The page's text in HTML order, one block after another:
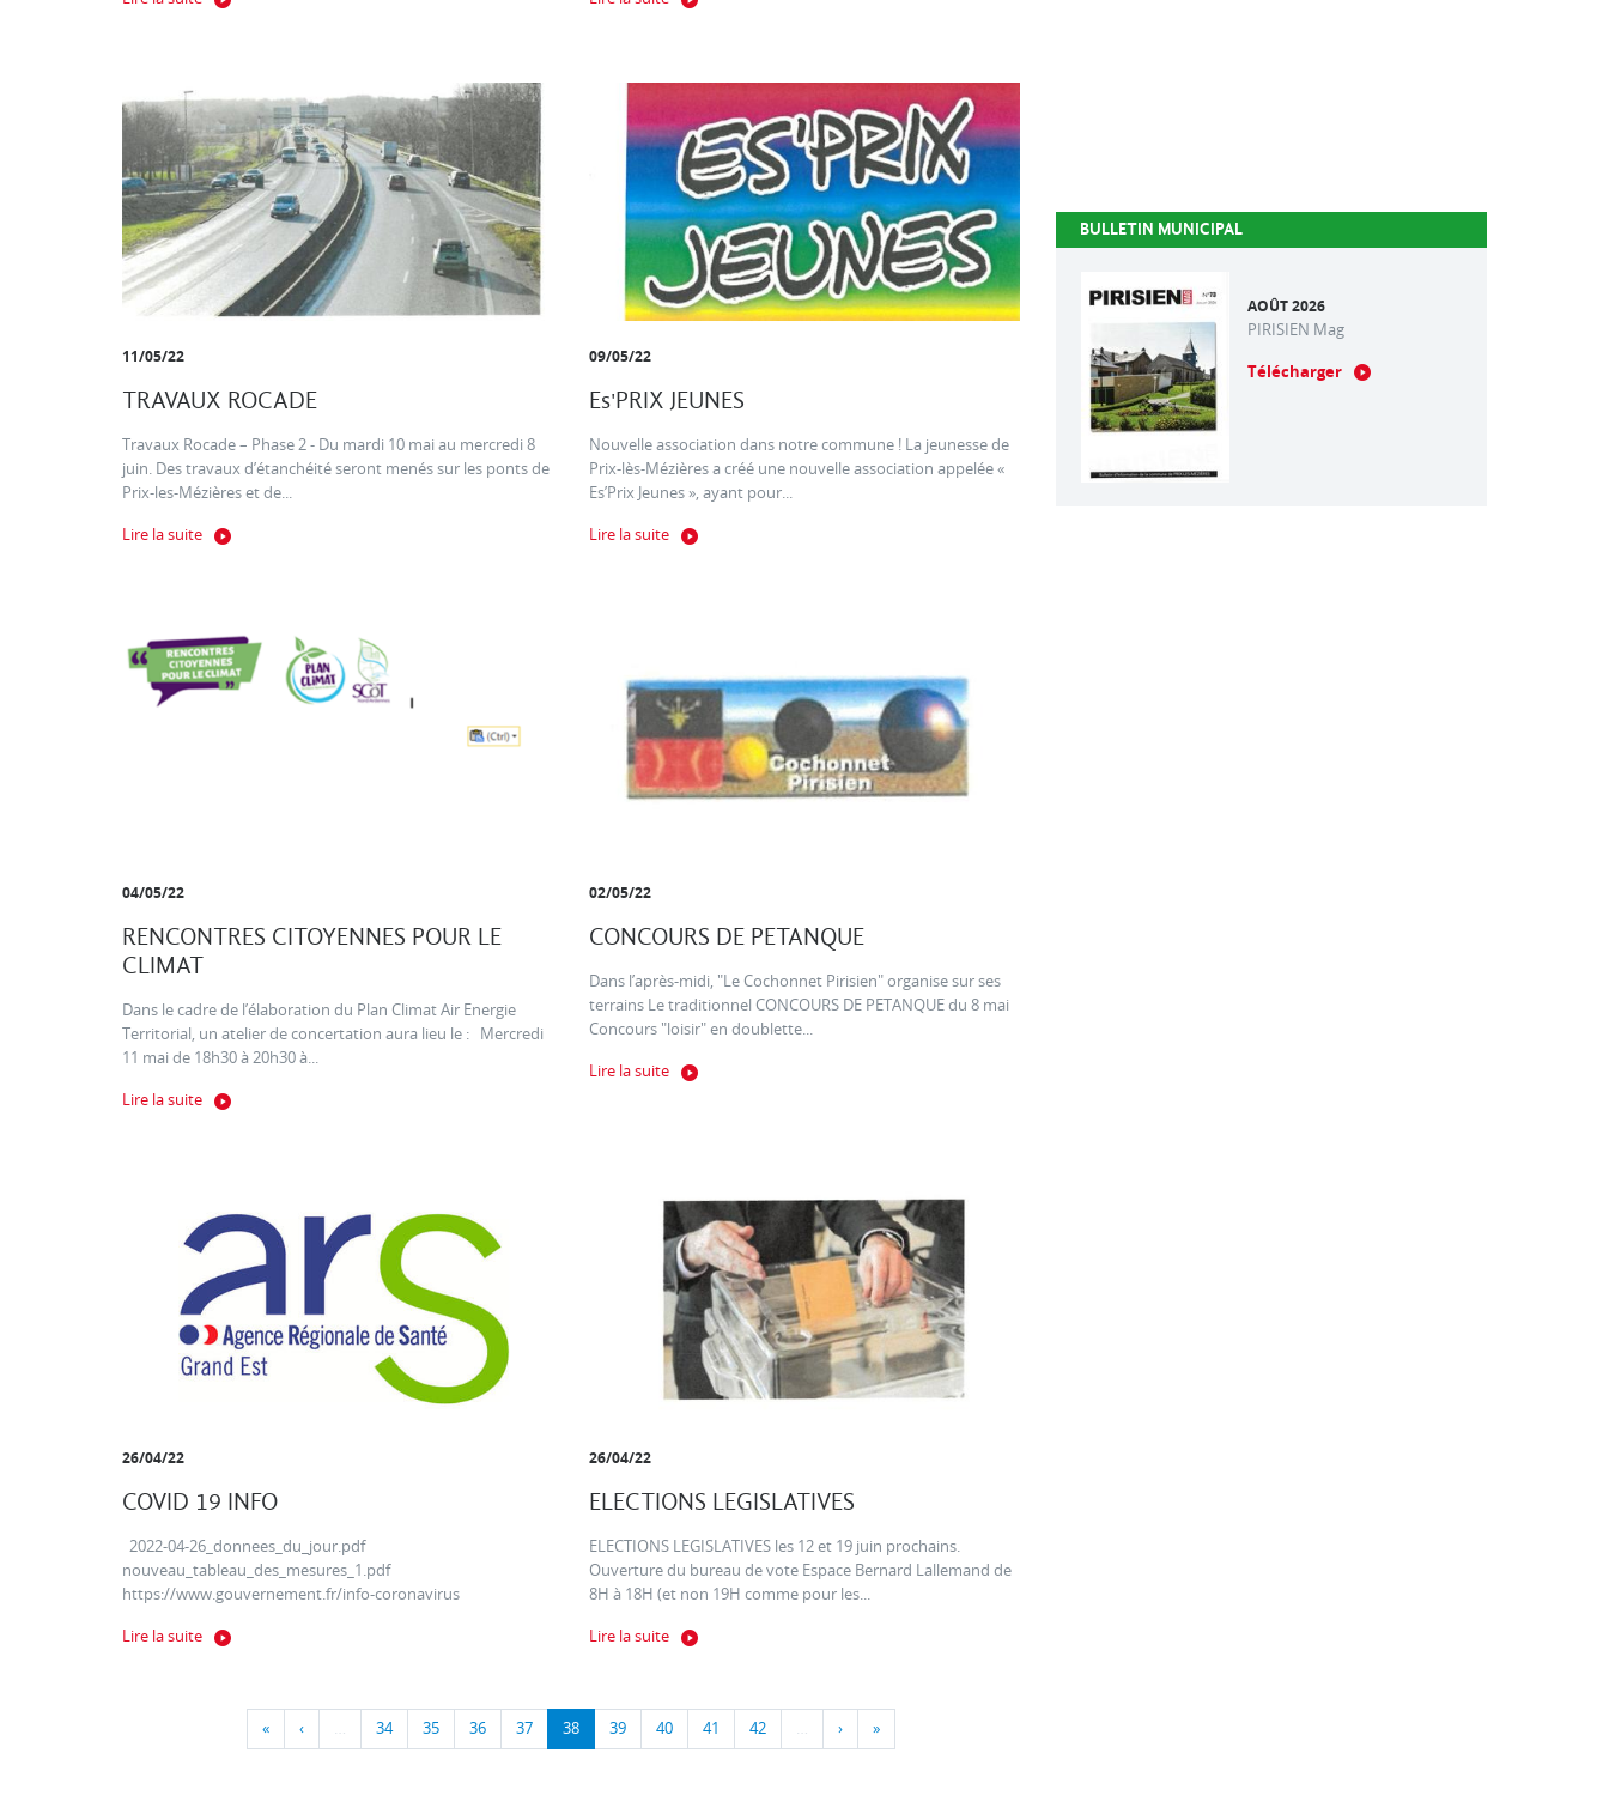
11/05/22
TRAVAUX ROCADE
Travaux Rocade – Phase 2 - Du mardi 10 mai au mercredi 8
juin. Des travaux d’étanchéité seront menés sur les ponts de
Prix-les-Mézières et de...
Lire la suite
09/05/22
Es'PRIX JEUNES
Nouvelle association dans notre commune ! La jeunesse de
Prix-lès-Mézières a créé une nouvelle association appelée «
Es’Prix Jeunes », ayant pour...
Lire la suite
04/05/22
RENCONTRES CITOYENNES POUR LE
CLIMAT
Dans le cadre de l’élaboration du Plan Climat Air Energie
Territorial, un atelier de concertation aura lieu le : Mercredi
11 mai de 18h30 à 20h30 à...
Lire la suite
02/05/22
CONCOURS DE PETANQUE
Dans l’après-midi, "Le Cochonnet Pirisien" organise sur ses
terrains Le traditionnel CONCOURS DE PETANQUE du 8 mai
Concours "loisir" en doublette...
Lire la suite
26/04/22
COVID 19 INFO
2022-04-26_donnees_du_jour.pdf
nouveau_tableau_des_mesures_1.pdf
https://www.gouvernement.fr/info-coronavirus
Lire la suite
26/04/22
ELECTIONS LEGISLATIVES
ELECTIONS LEGISLATIVES les 12 et 19 juin prochains.
Ouverture du bureau de vote Espace Bernard Lallemand de
8H à 18H (et non 19H comme pour les...
Lire la suite
« ‹ … 34 35 36 37 38 39 40 41 42 … › »
BULLETIN MUNICIPAL
AOÛT 2026
PIRISIEN Mag
Télécharger